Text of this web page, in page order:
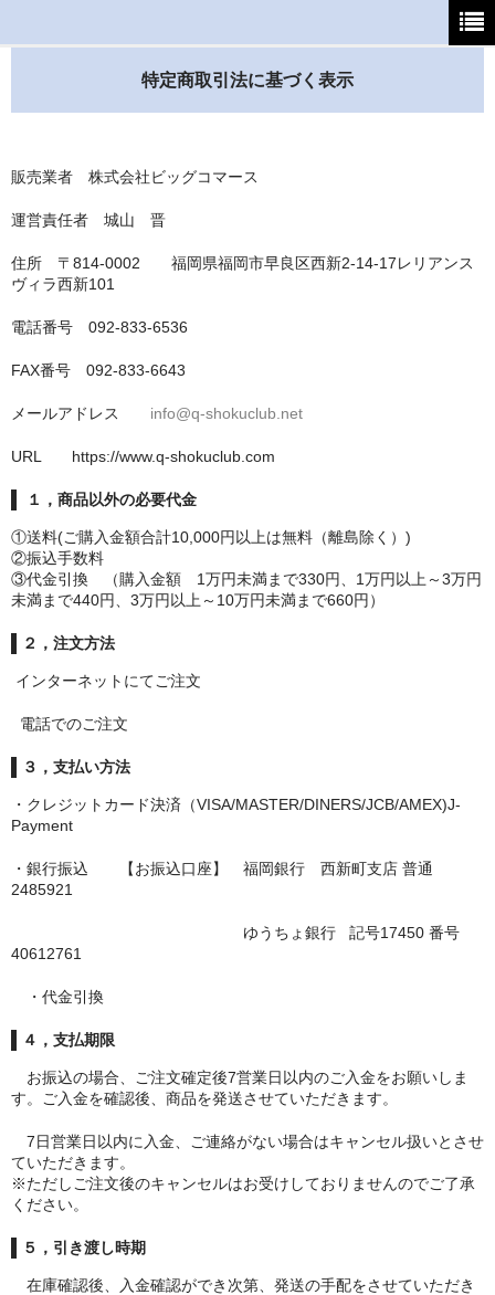
ホーム
支払・送料について
特定商取引法
特定商取引法に基づく表示
販売業者 株式会社ビッグコマース
運営責任者 城山 晋
住所 〒814-0002 福岡県福岡市早良区西新2-14-17レリアンス
ヴィラ西新101
電話番号 092-833-6536
FAX番号 092-833-6643
メールアドレス info@q-shokuclub.net
URL https://www.q-shokuclub.com
１，商品以外の必要代金
①送料(ご購入金額合計10,000円以上は無料（離島除く）)
②振込手数料
③代金引換 （購入金額 1万円未満まで330円、1万円以上～3万円
未満まで440円、3万円以上～10万円未満まで660円）
２，注文方法
インターネットにてご注文
電話でのご注文
３，支払い方法
・クレジットカード決済（VISA/MASTER/DINERS/JCB/AMEX)J-
Payment
・銀行振込 【お振込口座】 福岡銀行 西新町支店 普通
2485921
ゆうちょ銀行 記号17450 番号
40612761
・代金引換
４，支払期限
お振込の場合、ご注文確定後7営業日以内のご入金をお願いしま
す。ご入金を確認後、商品を発送させていただきます。
7日営業日以内に入金、ご連絡がない場合はキャンセル扱いとさせ
ていただきます。
※ただしご注文後のキャンセルはお受けしておりませんのでご了承
ください。
５，引き渡し時期
在庫確認後、入金確認ができ次第、発送の手配をさせていただき